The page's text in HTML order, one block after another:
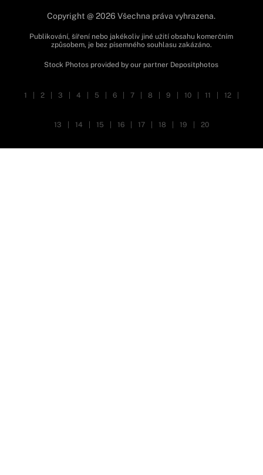
Copyright @ 2026 Všechna práva vyhrazena.
Publikování, šíření nebo jakékoliv jiné užití obsahu komerčním
způsobem, je bez písemného souhlasu zakázáno.
Stock Photos provided by our partner Depositphotos
1 2 3 4 5 6 7 8 9 10 11 12
13 14 15 16 17 18 19 20